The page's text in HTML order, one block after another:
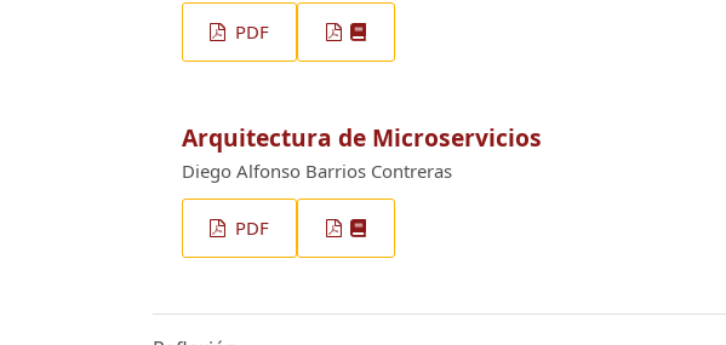
PDF
Arquitectura de Microservicios
Diego Alfonso Barrios Contreras
PDF